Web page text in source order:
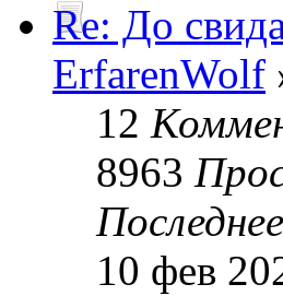
Re: До
ErfarenWolf
12
8963
10 фев